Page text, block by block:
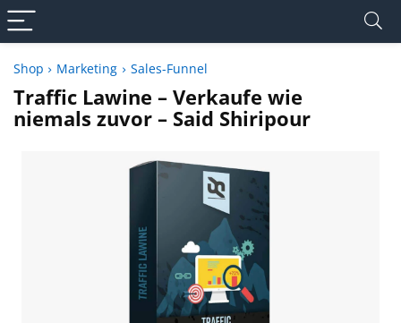
Shop Marketing Sales-Funnel
Traffic Lawine – Verkaufe wie
niemals zuvor – Said Shiripour